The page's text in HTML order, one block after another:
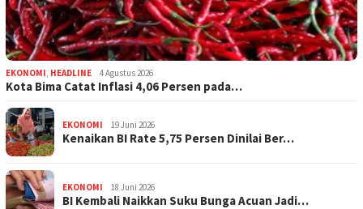
EKONOMI HEADLINE 4 Agustus 2026
Kota Bima Catat Inflasi 4,06 Persen pada…
EKONOMI 19 Juni 2026
Kenaikan BI Rate 5,75 Persen Dinilai Ber…
EKONOMI 18 Juni 2026
BI Kembali Naikkan Suku Bunga Acuan Jadi…